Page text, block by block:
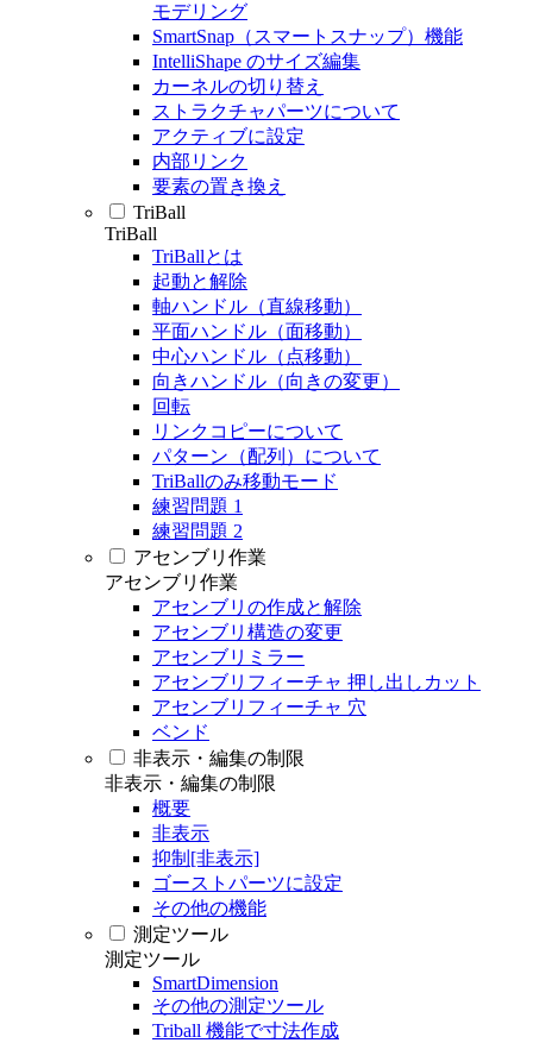
モデリング
SmartSnap（スマートスナップ）機能
IntelliShape のサイズ編集
カーネルの切り替え
ストラクチャパーツについて
アクティブに設定
内部リンク
要素の置き換え
TriBall
TriBall
TriBallとは
起動と解除
軸ハンドル（直線移動）
平面ハンドル（面移動）
中心ハンドル（点移動）
向きハンドル（向きの変更）
回転
リンクコピーについて
パターン（配列）について
TriBallのみ移動モード
練習問題 1
練習問題 2
アセンブリ作業
アセンブリ作業
アセンブリの作成と解除
アセンブリ構造の変更
アセンブリミラー
アセンブリフィーチャ 押し出しカット
アセンブリフィーチャ 穴
ベンド
非表示・編集の制限
非表示・編集の制限
概要
非表示
抑制[非表示]
ゴーストパーツに設定
その他の機能
測定ツール
測定ツール
SmartDimension
その他の測定ツール
Triball 機能で寸法作成